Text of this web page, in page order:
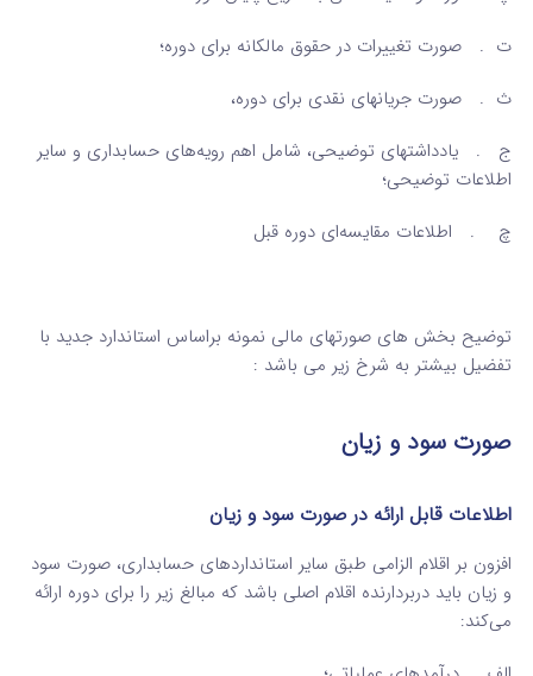
ت . صورت تغییرات در حقوق مالکانه برای دوره؛
ث . صورت جریانهای نقدی برای دوره،
ج . یادداشتهای توضیحی، شامل اهم رویه‌های حسابداری و سایر
اطلاعات توضیحی؛
چ . اطلاعات مقایسه‌ای دوره قبل
توضیح بخش های صورتهای مالی نمونه براساس استاندارد جدید با
تفضیل بیشتر به شرخ زیر می باشد :
صورت سود و زیان
اطلاعات قابل ارائه در صورت سود و زیان
افزون بر اقلام الزامی طبق سایر استانداردهای حسابداری، صورت سود
و زیان باید دربردارنده اقلام اصلی باشد که مبالغ زیر را برای دوره ارائه
می‌کند: